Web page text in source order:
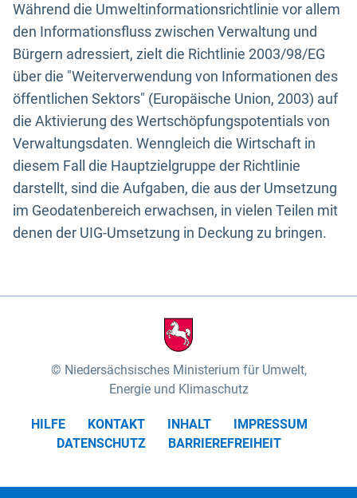
Während die Umweltinformationsrichtlinie vor allem
den Informationsfluss zwischen Verwaltung und
Bürgern adressiert, zielt die Richtlinie 2003/98/EG
über die "Weiterverwendung von Informationen des
öffentlichen Sektors" (Europäische Union, 2003) auf
die Aktivierung des Wertschöpfungspotentials von
Verwaltungsdaten. Wenngleich die Wirtschaft in
diesem Fall die Hauptzielgruppe der Richtlinie
darstellt, sind die Aufgaben, die aus der Umsetzung
im Geodatenbereich erwachsen, in vielen Teilen mit
denen der UIG-Umsetzung in Deckung zu bringen.
Niedersächsisches Ministerium für Umwelt,
Energie und Klimaschutz
HILFE KONTAKT INHALT
IMPRESSUM
DATENSCHUTZ
BARRIEREFREIHEIT